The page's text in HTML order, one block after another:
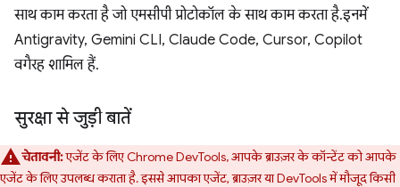
साथ काम करता है जो एमसीपी प्रोटोकॉल के साथ काम करता है. इनमें
Antigravity, Gemini CLI, Claude Code, Cursor, Copilot
वगैरह शामिल हैं.
सुरक्षा से जुड़ी बातें
चेतावनी:एजेंट के लिए Chrome DevTools, आपके ब्राउज़र के कॉन्टेंट को आपके
एजेंट के लिए उपलब्ध कराता है. इससे आपका एजेंट, ब्राउज़र या DevTools में मौजूद किसी